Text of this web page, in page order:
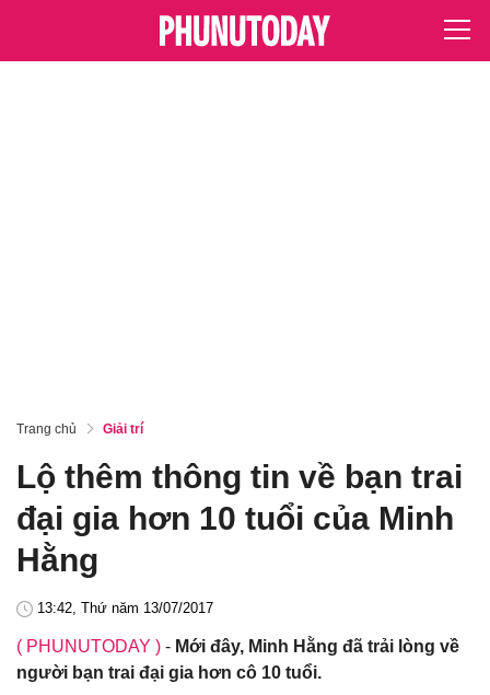
Trang chủ Giải trí
Lộ thêm thông tin về bạn trai
đại gia hơn 10 tuổi của Minh
Hằng
13:42, Thứ năm 13/07/2017
( PHUNUTODAY ) - Mới đây, Minh Hằng đã trải lòng về
người bạn trai đại gia hơn cô 10 tuổi.